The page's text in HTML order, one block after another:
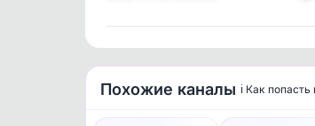
Похожие каналы ℹ️ Как